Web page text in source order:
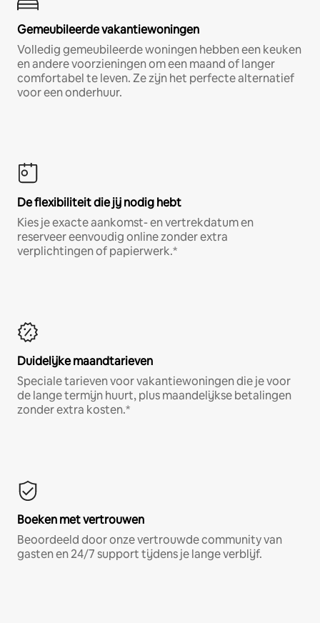
Gemeubileerde vakantiewoningen
Volledig gemeubileerde woningen hebben een keuken
en andere voorzieningen om een maand of langer
comfortabel te leven. Ze zijn het perfecte alternatief
voor een onderhuur.
De flexibiliteit die jij nodig hebt
Kies je exacte aankomst- en vertrekdatum en
reserveer eenvoudig online zonder extra
verplichtingen of papierwerk.*
Duidelijke maandtarieven
Speciale tarieven voor vakantiewoningen die je voor
de lange termijn huurt, plus maandelijkse betalingen
zonder extra kosten.*
Boeken met vertrouwen
Beoordeeld door onze vertrouwde community van
gasten en 24/7 support tijdens je lange verblijf.